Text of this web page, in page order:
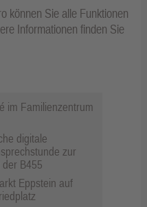
können Sie alle Funktionen
Informationen finden Sie
im Familienzentrum
digitale
zur
B455
Eppstein auf